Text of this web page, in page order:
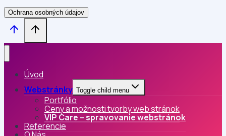
Ochrana osobných údajov
Úvod
Webstránky Toggle child menu
Portfólio
Ceny a možnosti tvorby web stránok
VIP Care – spravovanie webstránok
Referencie